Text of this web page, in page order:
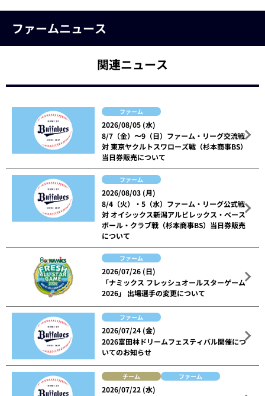
ファームニュース
関連ニュース
ファーム
2026/08/05 (水)
8/7（金）〜9（日）ファーム・リーグ交流戦
対 東京ヤクルトスワローズ戦（杉本商事BS）
当日券販売について
ファーム
2026/08/03 (月)
8/4（火）・5（水）ファーム・リーグ公式戦
対 オイシックス新潟アルビレックス・ベース
ボール・クラブ戦（杉本商事BS）当日券販売
について
ファーム
2026/07/26 (日)
「ナミックス フレッシュオールスターゲーム
2026」 出場選手の変更について
ファーム
2026/07/24 (金)
2026富田林ドリームフェスティバル開催につ
いてのお知らせ
チーム ファーム
2026/07/22 (水)